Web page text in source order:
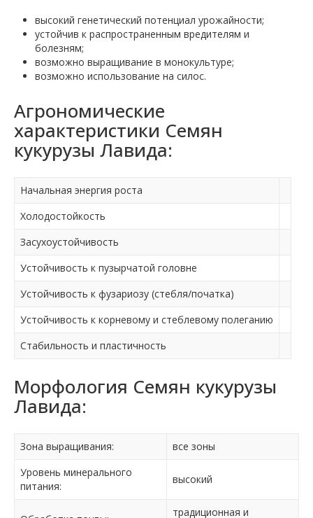
высокий генетический потенциал урожайности;
устойчив к распространенным вредителям и
болезням;
возможно выращивание в монокультуре;
возможно использование на силос.
Агрономические
характеристики Семян
кукурузы Лавида:
Начальная энергия роста
Холодостойкость
Засухоустойчивость
Устойчивость к пузырчатой головне
Устойчивость к фузариозу (стебля/початка)
Устойчивость к корневому и стеблевому полеганию
Стабильность и пластичность
Морфология Семян кукурузы
Лавида:
Зона выращивания:
все зоны
Уровень минерального
питания:
высокий
традиционная и